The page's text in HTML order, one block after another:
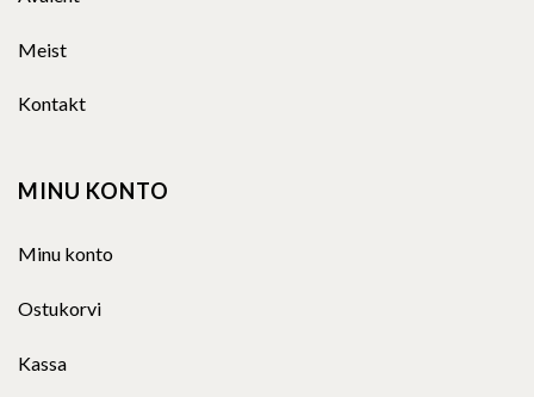
Meist
Kontakt
MINU KONTO
Minu konto
Ostukorvi
Kassa